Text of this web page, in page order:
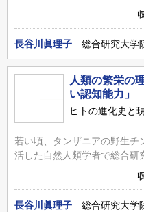
長谷川眞理子 総合研究大学
人類の繁栄の
い認知能力」
ヒトの進化史と
若い頃、タンザニアの野生チ
活した自然人類学者で総合研
長谷川眞理子 総合研究大学